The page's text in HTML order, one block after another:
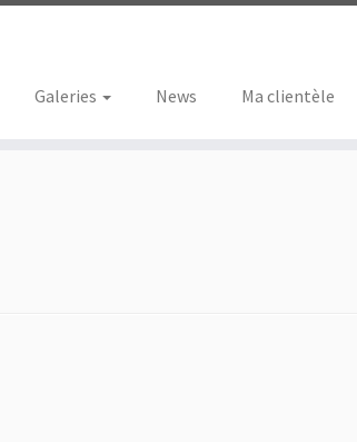
Galeries News Ma clientèle